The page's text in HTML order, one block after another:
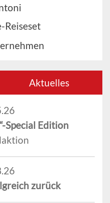
Reiseset
Aktuelles
Special Edition
zurück